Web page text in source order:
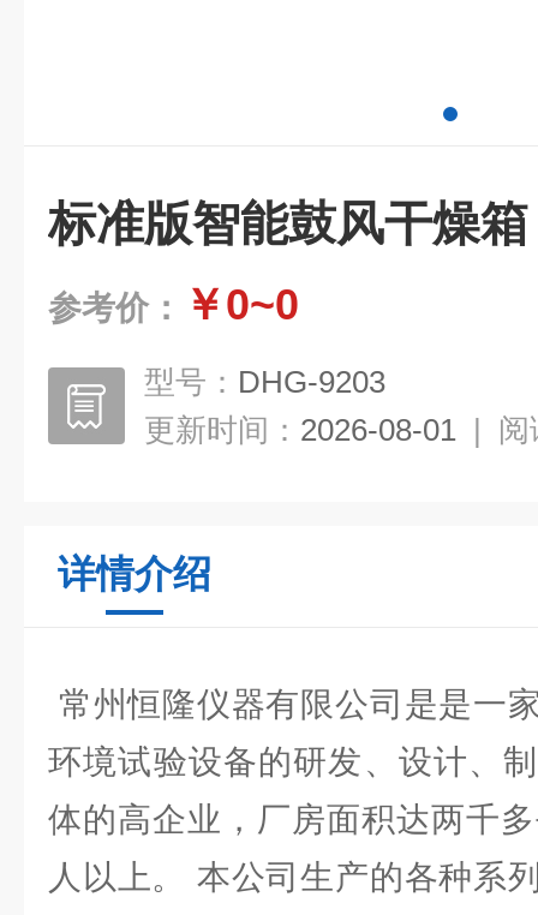
标准版智能鼓风干燥箱
参考价： ￥0~0
型号： DHG-9203
更新时间： 2026-08-01 | 阅
详情介绍
常州恒隆仪器有限公司是是一
环境试验设备的研发、设计、
体的高企业，厂房面积达两千
人以上。 本公司生产的各种系